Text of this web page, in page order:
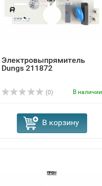
Электровыпрямитель
Dungs 211872
(0) В наличии
В корзину